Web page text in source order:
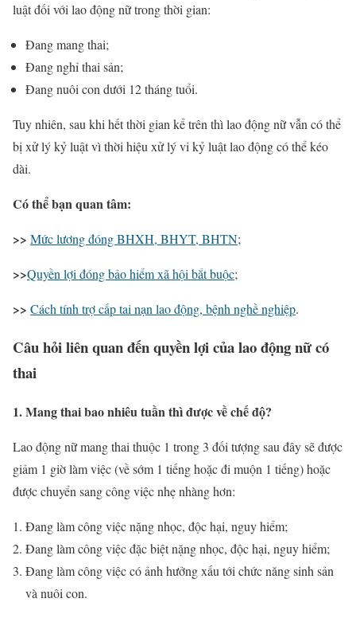
luật đối với lao động nữ trong thời gian:
Đang mang thai;
Đang nghỉ thai sản;
Đang nuôi con dưới 12 tháng tuổi.
Tuy nhiên, sau khi hết thời gian kể trên thì lao động nữ vẫn có thể
bị xử lý kỷ luật vì thời hiệu xử lý vi kỷ luật lao động có thể kéo
dài.
Có thể bạn quan tâm:
>> Mức lương đóng BHXH, BHYT, BHTN;
>>Quyền lợi đóng bảo hiểm xã hội bắt buộc;
>> Cách tính trợ cấp tai nạn lao động, bệnh nghề nghiệp.
Câu hỏi liên quan đến quyền lợi của lao động nữ có
thai
1. Mang thai bao nhiêu tuần thì được về chế độ?
Lao động nữ mang thai thuộc 1 trong 3 đối tượng sau đây sẽ được
giảm 1 giờ làm việc (về sớm 1 tiếng hoặc đi muộn 1 tiếng) hoặc
được chuyển sang công việc nhẹ nhàng hơn:
Đang làm công việc nặng nhọc, độc hại, nguy hiểm;
Đang làm công việc đặc biệt nặng nhọc, độc hại, nguy hiểm;
Đang làm công việc có ảnh hưởng xấu tới chức năng sinh sản
và nuôi con.